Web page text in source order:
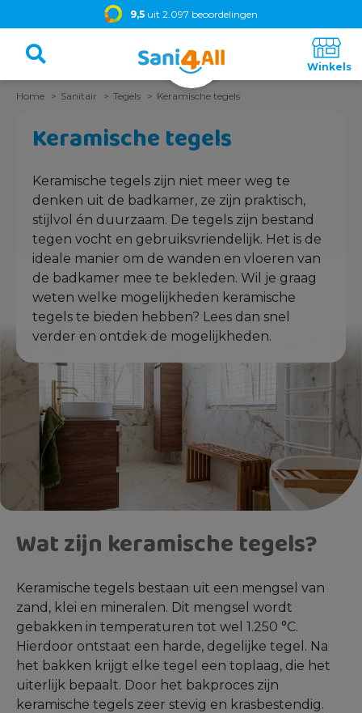
9,5 uit 2.097 beoordelingen
Home Sanitair Tegels Keramische tegels
Keramische tegels
Keramische tegels zijn niet meer weg te
denken uit de badkamer, ze zijn praktisch,
stijlvol én duurzaam. De tegels zijn bestand
tegen vocht en gebruiksvriendelijk. Het is de
ideale manier om de wanden en vloeren van
de badkamer mee te bekleden. Wil je graag
weten welke mogelijkheden keramische
tegels te bieden hebben? Lees dan snel
verder en ontdek de mogelijkheden.
Wat zijn keramische tegels?
Keramische tegels bestaan uit een mengsel van
zand, klei en mineralen. Dit mengsel wordt
gebakken in temperaturen tot wel 1.250 °C.
Hierdoor ontstaat een harde, degelijke tegel. Na
het bakken krijgt elke tegel een toplaag, die het
uiterlijk bepaalt. Door het bakproces zijn
keramische tegels zeer stevig en krasbestendig.